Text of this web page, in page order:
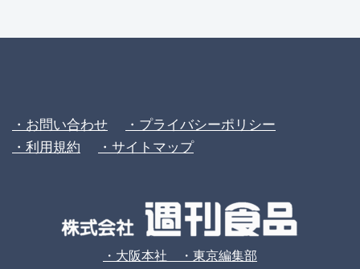
・お問い合わせ
・プライバシーポリシー
・利用規約
・サイトマップ
・大阪本社 ・東京編集部